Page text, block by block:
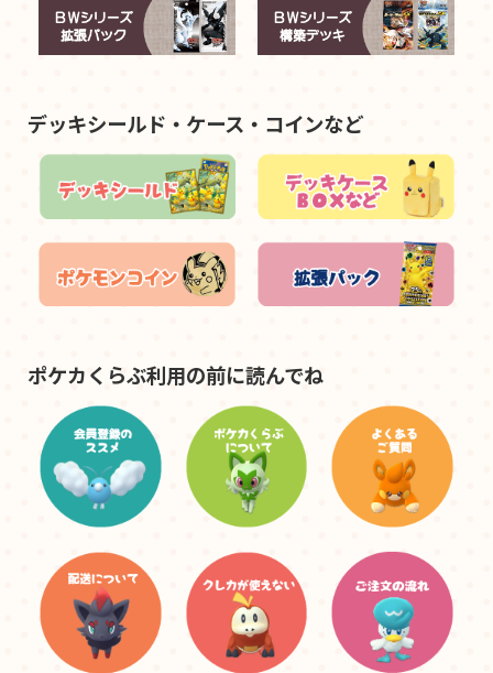
デッキシールド・ケース・コインなど
ポケカくらぶ利用の前に読んでね